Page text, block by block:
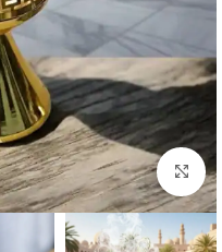
Click to enlarge